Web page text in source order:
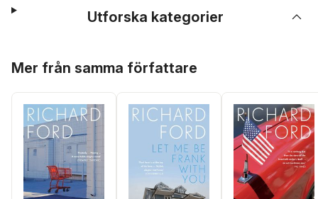
Utforska kategorier
Mer från samma författare